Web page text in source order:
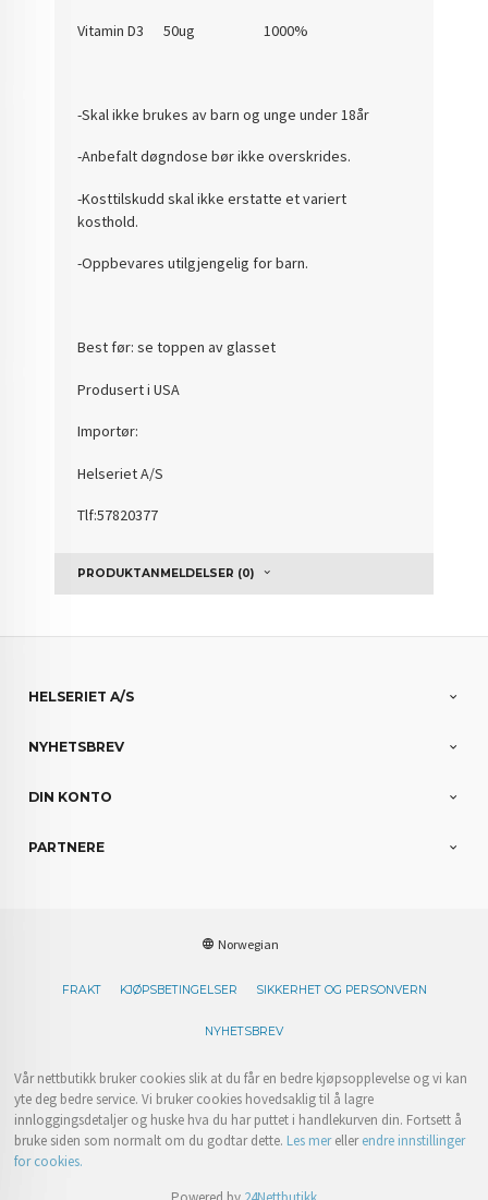
Vitamin D3 50ug 1000%
-Skal ikke brukes av barn og unge under 18år
-Anbefalt døgndose bør ikke overskrides.
-Kosttilskudd skal ikke erstatte et variert
kosthold.
-Oppbevares utilgjengelig for barn.
Best før: se toppen av glasset
Produsert i USA
Importør:
Helseriet A/S
Tlf:57820377
PRODUKTANMELDELSER (0)
HELSERIET A/S
NYHETSBREV
DIN KONTO
PARTNERE
Norwegian
FRAKT KJØPSBETINGELSER SIKKERHET OG PERSONVERN
NYHETSBREV
Vår nettbutikk bruker cookies slik at du får en bedre kjøpsopplevelse og vi kan
yte deg bedre service. Vi bruker cookies hovedsaklig til å lagre
innloggingsdetaljer og huske hva du har puttet i handlekurven din. Fortsett å
bruke siden som normalt om du godtar dette. Les merellerendre innstillinger
for cookies.